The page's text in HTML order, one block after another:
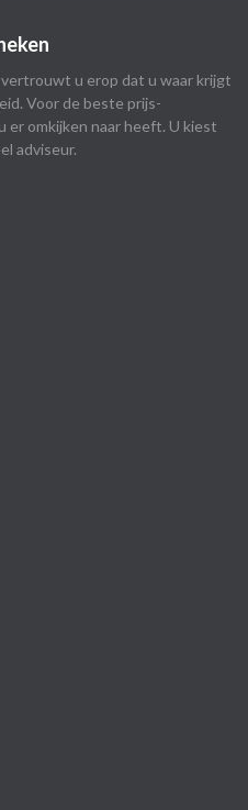
u erop dat u waar krijgt
Voor de beste prijs-
er omkijken naar heeft. U kiest
adviseur.